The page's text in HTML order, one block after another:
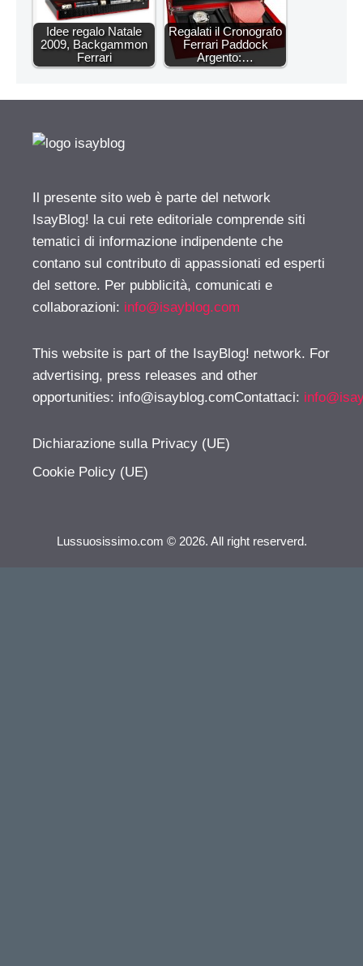
Idee regalo Natale
2009, Backgammon
Ferrari
Regalati il Cronografo
Ferrari Paddock
Argento:…
Il presente sito web è parte del network
IsayBlog! la cui rete editoriale comprende siti
tematici di informazione indipendente che
contano sul contributo di appassionati ed esperti
del settore. Per pubblicità, comunicati e
collaborazioni: info@isayblog.com
This website is part of the IsayBlog! network. For
advertising, press releases and other
opportunities: info@isayblog.comContattaci:
Dichiarazione sulla Privacy (UE)
Cookie Policy (UE)
Lussuosissimo.com © 2026. All right reserverd.